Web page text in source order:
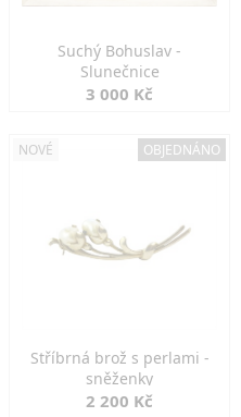
Suchý Bohuslav -
Slunečnice
3 000 Kč
NOVÉ OBJEDNÁNO
Stříbrná brož s perlami -
sněženky
2 200 Kč